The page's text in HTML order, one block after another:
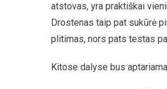
atstovas, yra praktiškai
Drostenas taip pat sukūrė
plitimas, nors pats testas
Kitose dalyse bus